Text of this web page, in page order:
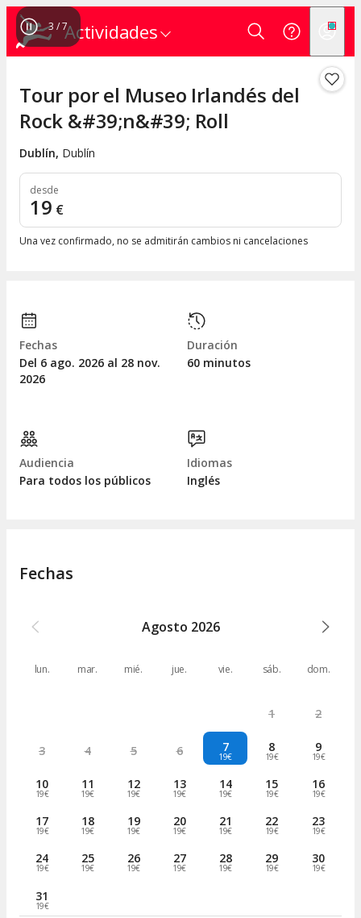
Actividades
4 /7
Tour por el Museo Irlandés del
Rock &#39;n&#39; Roll
Dublín, Dublín
desde
19 €
Una vez confirmado, no se admitirán cambios ni cancelaciones
Fechas
Del 6 ago. 2026 al 28 nov.
2026
Duración
60 minutos
Audiencia
Para todos los públicos
Idiomas
Inglés
Fechas
Agosto 2026
lun. mar. mié. jue. vie. sáb. dom.
1 2
3 4 5 6 7
19€
8
19€
9
19€
10
19€
11
19€
12
19€
13
19€
14
19€
15
19€
16
19€
17
19€
18
19€
19
19€
20
19€
21
19€
22
19€
23
19€
24
19€
25
19€
26
19€
27
19€
28
19€
29
19€
30
19€
31
19€